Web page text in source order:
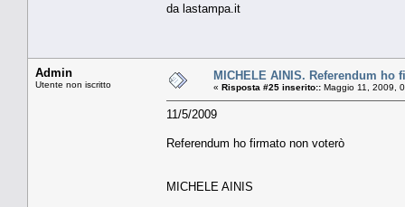
da lastampa.it
Admin
Utente non iscritto
MICHELE AINIS. Referendum ho
« Risposta #25 inserito:: Maggio 11, 2009,
11/5/2009
Referendum ho firmato non voterò
MICHELE AINIS